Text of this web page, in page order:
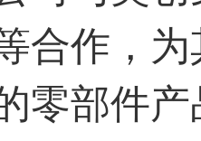
合作，
零部件